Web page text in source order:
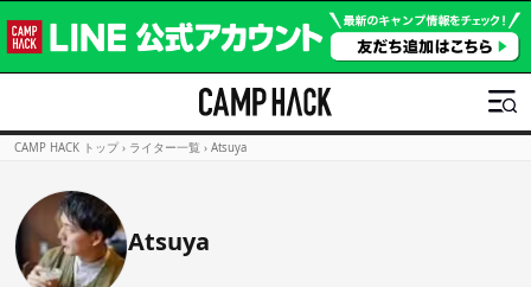
CAMP HACK トップ › ライター一覧 › Atsuya
Atsuya